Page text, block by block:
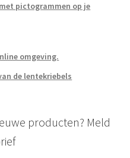
pictogrammen op je
omgeving.
de lentekriebels
producten? Meld